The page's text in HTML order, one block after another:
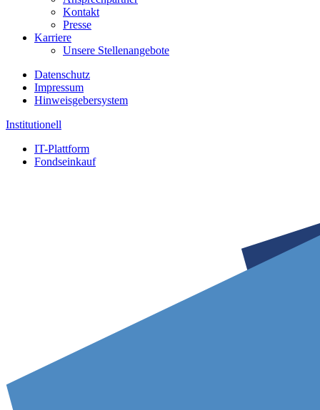
Kontakt
Presse
Karriere
Unsere Stellenangebote
Datenschutz
Impressum
Hinweisgebersystem
Institutionell
IT-Plattform
Fondseinkauf